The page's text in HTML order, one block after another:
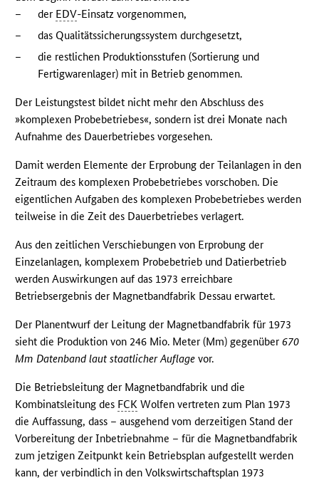
–
der EDV-Einsatz vorgenommen,
–
das Qualitätssicherungssystem durchgesetzt,
–
die restlichen Produktionsstufen (Sortierung und
Fertigwarenlager) mit in Betrieb genommen.
Der Leistungstest bildet nicht mehr den Abschluss des
»komplexen Probebetriebes«, sondern ist drei Monate nach
Aufnahme des Dauerbetriebes vorgesehen.
Damit werden Elemente der Erprobung der Teilanlagen in den
Zeitraum des komplexen Probebetriebes vorschoben. Die
eigentlichen Aufgaben des komplexen Probebetriebes werden
teilweise in die Zeit des Dauerbetriebes verlagert.
Aus den zeitlichen Verschiebungen von Erprobung der
Einzelanlagen, komplexem Probebetrieb und Datierbetrieb
werden Auswirkungen auf das 1973 erreichbare
Betriebsergebnis der Magnetbandfabrik Dessau erwartet.
Der Planentwurf der Leitung der Magnetbandfabrik für 1973
sieht die Produktion von 246 Mio. Meter (Mm) gegenüber670
Mm Datenband laut staatlicher Auflage vor.
Die Betriebsleitung der Magnetbandfabrik und die
Kombinatsleitung des FCK Wolfen vertreten zum Plan 1973
die Auffassung, dass – ausgehend vom derzeitigen Stand der
Vorbereitung der Inbetriebnahme – für die Magnetbandfabrik
zum jetzigen Zeitpunkt kein Betriebsplan aufgestellt werden
kann, der verbindlich in den Volkswirtschaftsplan 1973